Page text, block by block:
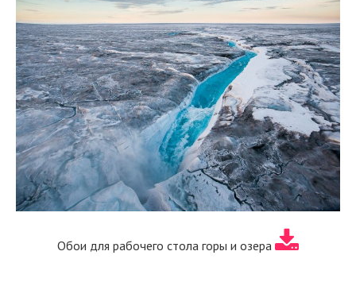
Обои для рабочего стола горы и озера